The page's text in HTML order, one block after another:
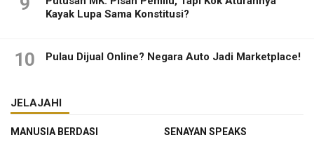
Kayak Lupa Sama Konstitusi?
10 Pulau Dijual Online? Negara Auto Jadi Marketplace!
JELAJAHI
MANUSIA BERDASI
SENAYAN SPEAKS